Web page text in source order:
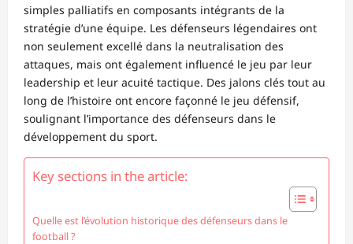
simples palliatifs en composants intégrants de la
stratégie d’une équipe. Les défenseurs légendaires ont
non seulement excellé dans la neutralisation des
attaques, mais ont également influencé le jeu par leur
leadership et leur acuité tactique. Des jalons clés tout au
long de l’histoire ont encore façonné le jeu défensif,
soulignant l’importance des défenseurs dans le
développement du sport.
Key sections in the article:
Quelle est l’évolution historique des défenseurs dans le
football ?